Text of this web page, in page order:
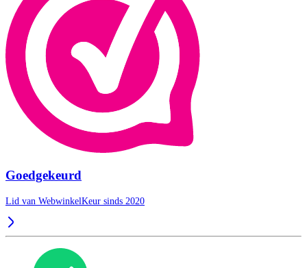
Goedgekeurd
Lid van WebwinkelKeur sinds 2020